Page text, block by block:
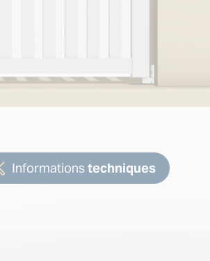
Informations techniques